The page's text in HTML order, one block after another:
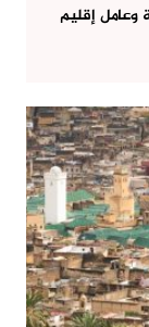
وعامل إقليم